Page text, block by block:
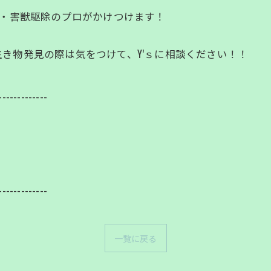
害獣駆除のプロがかけつけます！
物発見の際は気をつけて、Y’ｓに相談ください！！
一覧に戻る